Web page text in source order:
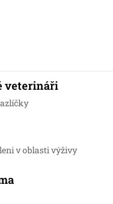
veterináři
v oblasti výživy